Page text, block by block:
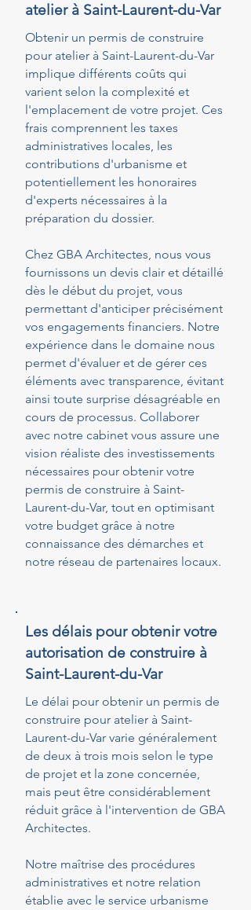
atelier à Saint-Laurent-du-Var
Obtenir un permis de construire
pour atelier à Saint-Laurent-du-Var
implique différents coûts qui
varient selon la complexité et
l'emplacement de votre projet. Ces
frais comprennent les taxes
administratives locales, les
contributions d'urbanisme et
potentiellement les honoraires
d'experts nécessaires à la
préparation du dossier.
Chez GBA Architectes, nous vous
fournissons un devis clair et détaillé
dès le début du projet, vous
permettant d'anticiper précisément
vos engagements financiers. Notre
expérience dans le domaine nous
permet d'évaluer et de gérer ces
éléments avec transparence, évitant
ainsi toute surprise désagréable en
cours de processus. Collaborer
avec notre cabinet vous assure une
vision réaliste des investissements
nécessaires pour obtenir votre
permis de construire à Saint-
Laurent-du-Var, tout en optimisant
votre budget grâce à notre
connaissance des démarches et
notre réseau de partenaires locaux.
Les délais pour obtenir votre
autorisation de construire à
Saint-Laurent-du-Var
Le délai pour obtenir un permis de
construire pour atelier à Saint-
Laurent-du-Var varie généralement
de deux à trois mois selon le type
de projet et la zone concernée,
mais peut être considérablement
réduit grâce à l'intervention de GBA
Architectes.
Notre maîtrise des procédures
administratives et notre relation
établie avec le service urbanisme